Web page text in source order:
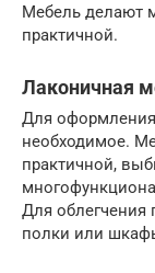
Мебель делают
практичной.
Лаконичная
Для
необходимое.
практичной,
Для облегчения
полки или